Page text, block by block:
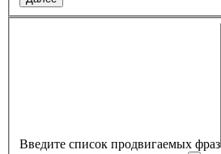
Введите список продвигаемых фраз